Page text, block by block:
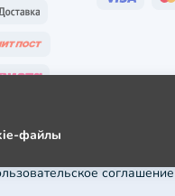
соглашение
файлы